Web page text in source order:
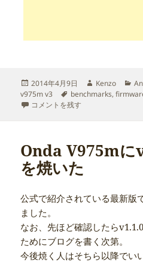
投
稿
日:
2014年4月9日
作
成
Kenzo
カ
テ
v975m v3
タ
グ
benchmarks,
Onda V975mにv1.1.0ファームを焼
コメントを残す
Onda V975mに
を焼いた
公式で紹介されている最新版
ました。
なお、先ほど確認したら
ためにブログを書く次第。
今後焼く人はそちら以降でい